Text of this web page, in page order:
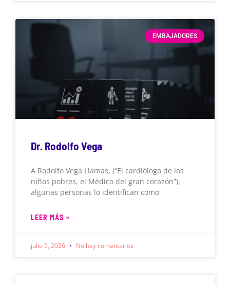
EMBAJADORES
Dr. Rodolfo Vega
A Rodolfo Vega Llamas, (“El cardiólogo de los
niños pobres, el Médico del gran corazón”),
algunas personas lo identifican como
LEER MÁS »
julio 9, 2026 No hay comentarios